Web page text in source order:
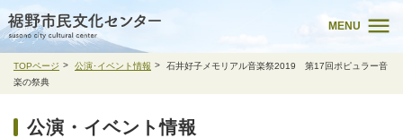
MENU
TOPページ 公演･イベント情報
石井好子メモリアル音楽祭2019 第17回ポピュラー音
楽の祭典
公演・イベント情報